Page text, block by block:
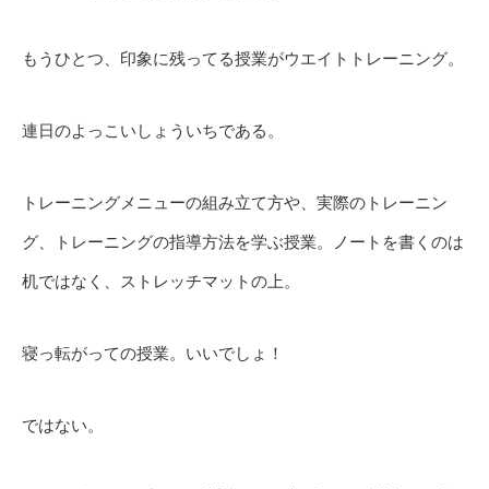
もうひとつ、印象に残ってる授業がウエイトトレーニング。
連日のよっこいしょういちである。
トレーニングメニューの組み立て方や、実際のトレーニン
グ、トレーニングの指導方法を学ぶ授業。ノートを書くのは
机ではなく、ストレッチマットの上。
寝っ転がっての授業。いいでしょ！
ではない。